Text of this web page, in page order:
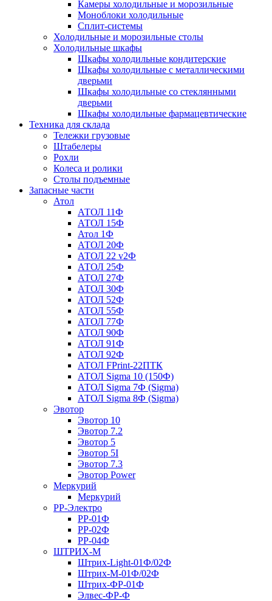
Камеры холодильные и морозильные
Моноблоки холодильные
Сплит-системы
Холодильные и морозильные столы
Холодильные шкафы
Шкафы холодильные кондитерские
Шкафы холодильные с металлическими
дверьми
Шкафы холодильные со стеклянными
дверьми
Шкафы холодильные фармацевтические
Техника для склада
Тележки грузовые
Штабелеры
Рохли
Колеса и ролики
Столы подъемные
Запасные части
Атол
АТОЛ 11Ф
АТОЛ 15Ф
Атол 1Ф
АТОЛ 20Ф
АТОЛ 22 v2Ф
АТОЛ 25Ф
АТОЛ 27Ф
АТОЛ 30Ф
АТОЛ 52Ф
АТОЛ 55Ф
АТОЛ 77Ф
АТОЛ 90Ф
АТОЛ 91Ф
АТОЛ 92Ф
АТОЛ FPrint-22ПТК
АТОЛ Sigma 10 (150Ф)
АТОЛ Sigma 7Ф (Sigma)
АТОЛ Sigma 8Ф (Sigma)
Эвотор
Эвотор 10
Эвотор 7.2
Эвотор 5
Эвотор 5I
Эвотор 7.3
Эвотор Power
Меркурий
Меркурий
РР-Электро
РР-01Ф
РР-02Ф
РР-04Ф
ШТРИХ-М
Штрих-Light-01Ф/02Ф
Штрих-М-01Ф/02Ф
Штрих-ФР-01Ф
Элвес-ФР-Ф